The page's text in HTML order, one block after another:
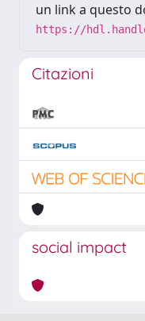
un link a questo
https://
Citazioni
social impact